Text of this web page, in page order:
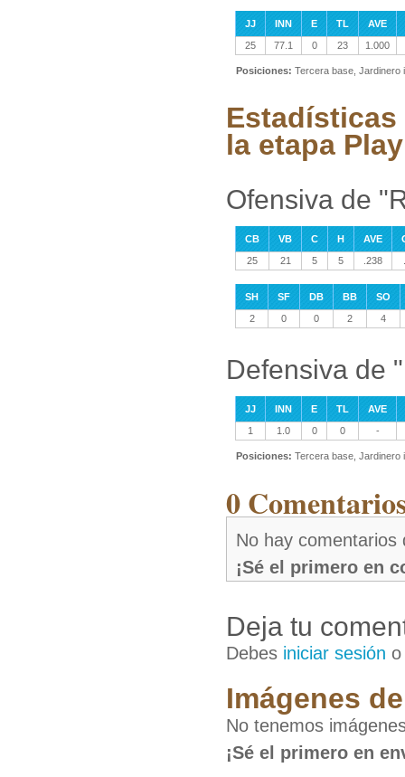
JJ INN E TL
AVE
25
77.1 0 23 1.000
Posiciones: Tercera base, Jardinero
Estadísticas
la etapa
Ofensiva de
CB VB C H AVE
25
21 5 5 .238
SH SF DB BB
SO
2
0 0 2 4
Defensiva de
JJ INN E TL
AVE
1
1.0 0 0 -
Posiciones: Tercera base, Jardinero
0
No hay comentarios
¡Sé el primero en
Deja tu
Debes iniciar sesión
Imágenes
No tenemos
¡Sé el primero en